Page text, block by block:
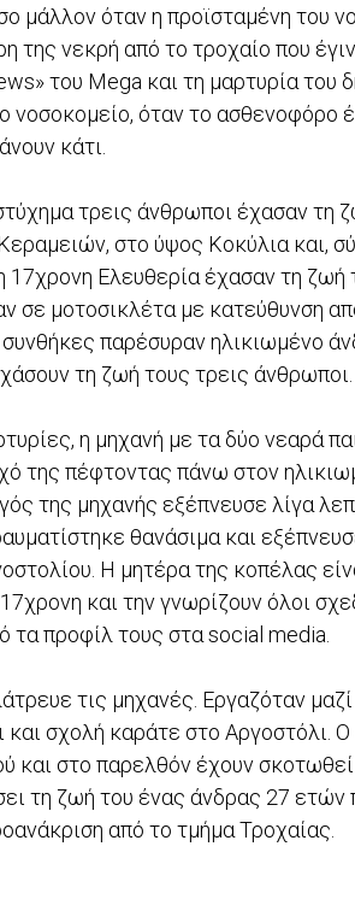
μάλλον όταν η προϊσταμένη του
της νεκρή από το τροχαίο που
του Mega και τη μαρτυρία του
νοσοκομείο, όταν το ασθενοφόρο
κάτι.
τρεις άνθρωποι έχασαν τη
στο ύψος Κοκύλια και,
17χρονη Ελευθερία έχασαν τη
σε μοτοσικλέτα με κατεύθυνση
συνθήκες παρέσυραν ηλικιωμένο
τη ζωή τους τρεις άνθρωποι.
η μηχανή με τα δύο νεαρά
της πέφτοντας πάνω στον
της μηχανής εξέπνευσε λίγα
θανάσιμα και
Η μητέρα της κοπέλας
και την γνωρίζουν όλοι
τα προφίλ τους στα social media.
τις μηχανές. Εργαζόταν
και σχολή καράτε στο Αργοστόλι.
και στο παρελθόν έχουν
τη ζωή του ένας άνδρας 27 ετών
από το τμήμα Τροχαίας.